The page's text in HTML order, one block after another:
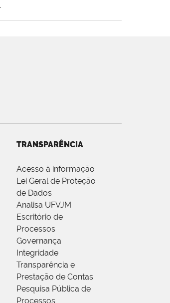
.
TRANSPARÊNCIA
Acesso à informação
Lei Geral de Proteção
de Dados
Analisa UFVJM
Escritório de
Processos
Governança
Integridade
Transparência e
Prestação de Contas
Pesquisa Pública de
Processos